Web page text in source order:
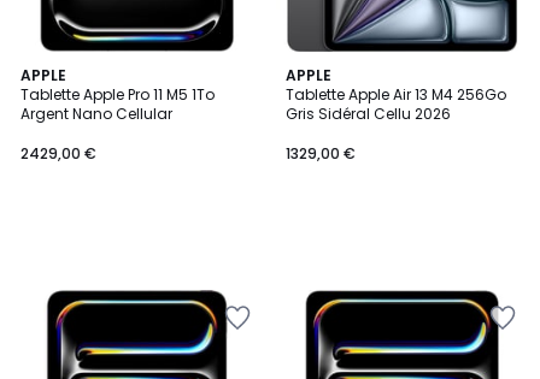
APPLE
Tablette Apple Pro 11 M5 1To
Argent Nano Cellular
2429,00 €
APPLE
Tablette Apple Air 13 M4 256Go
Gris Sidéral Cellu 2026
1329,00 €